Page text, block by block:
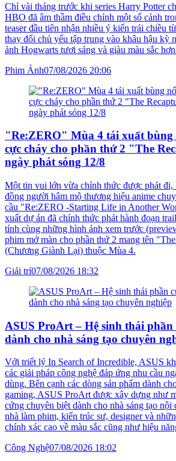
Chỉ vài tháng trước khi series Harry Potter
HBO đã âm thầm điều chỉnh một số cảnh
teaser đầu tiên nhận nhiều ý kiến trái chiều
thay đổi chủ yếu tập trung vào khâu hậu kỳ
ảnh Hogwarts tươi sáng và giàu màu sắc
Phim Ảnh07/08/2026 20:06
"Re:ZERO" Mùa 4 tái xuất bùng
cực cháy cho phần thứ 2 "The
ngày phát sóng 12/8
Một tin vui lớn vừa chính thức được phát đi,
đồng người hâm mộ thương hiệu anime
cầu "Re:ZERO -Starting Life in Another
xuất dự án đã chính thức phát hành đoạn
tính cùng những hình ảnh xem trước
phim mở màn cho phần thứ 2 mang tên
(Chương Giành Lại) thuộc Mùa 4.
Giải trí07/08/2026 18:32
ASUS ProArt – Hệ sinh thái phần
dành cho nhà sáng tạo chuyên
Với triết lý In Search of Incredible, ASUS
các giải pháp công nghệ đáp ứng nhu cầu
dùng. Bên cạnh các dòng sản phẩm dành
gaming, ASUS ProArt được xây dựng như
cứng chuyên biệt dành cho nhà sáng tạo nội
nhà làm phim, kiến trúc sư, designer và
chính xác cao về màu sắc cũng như hiệu
Công Nghệ07/08/2026 18:02